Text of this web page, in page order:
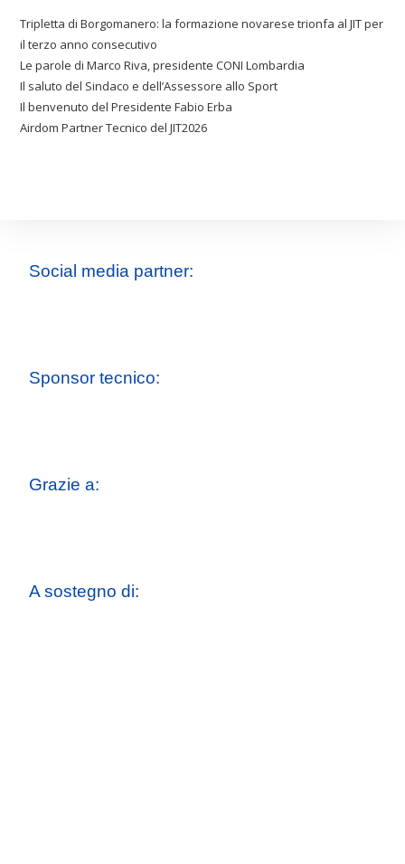
Tripletta di Borgomanero: la formazione novarese trionfa al JIT per
il terzo anno consecutivo
Le parole di Marco Riva, presidente CONI Lombardia
Il saluto del Sindaco e dell’Assessore allo Sport
Il benvenuto del Presidente Fabio Erba
Airdom Partner Tecnico del JIT2026
Social media partner:
Sponsor tecnico:
Grazie a:
A sostegno di: